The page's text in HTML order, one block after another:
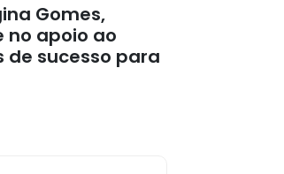
Gomes,
no apoio ao
sucesso para